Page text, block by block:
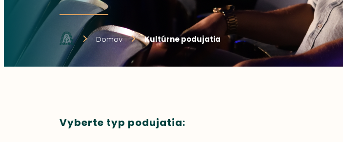
Domov Kultúrne podujatia
Vyberte typ podujatia: